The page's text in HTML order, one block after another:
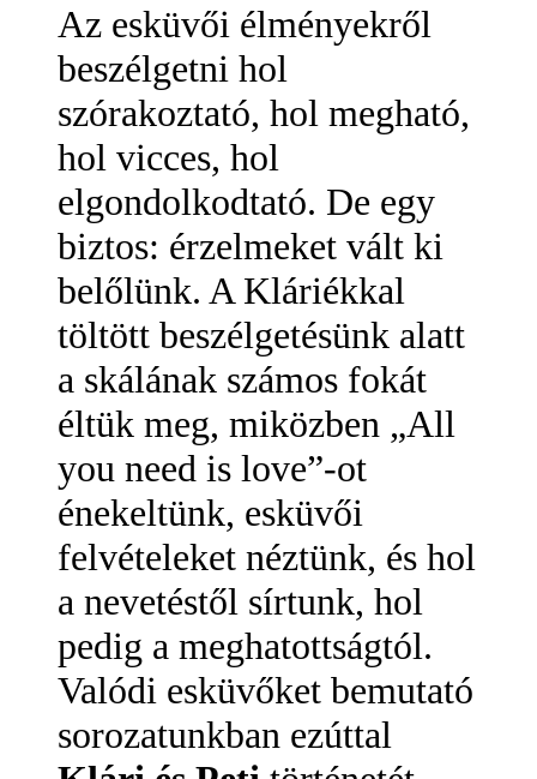
Az esküvői élményekről
beszélgetni hol
szórakoztató, hol megható,
hol vicces, hol
elgondolkodtató. De egy
biztos: érzelmeket vált ki
belőlünk. A Kláriékkal
töltött beszélgetésünk alatt
a skálának számos fokát
éltük meg, miközben „All
you need is love”-ot
énekeltünk, esküvői
felvételeket néztünk, és hol
a nevetéstől sírtunk, hol
pedig a meghatottságtól.
Valódi esküvőket bemutató
sorozatunkban ezúttal